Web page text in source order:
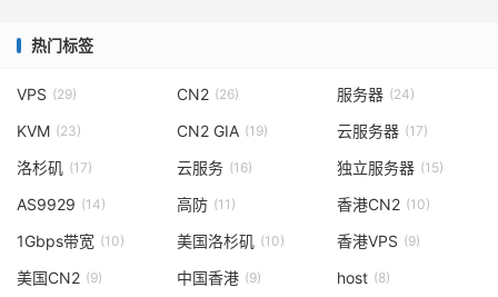
热门标签
VPS (29) CN2 (26) 服务器 (24)
KVM (23) CN2 GIA (19) 云服务器 (17)
洛杉矶 (17) 云服务 (16) 独立服务器 (15)
AS9929 (14) 高防 (11) 香港CN2 (10)
1Gbps带宽 (10) 美国洛杉矶 (10) 香港VPS (9)
美国CN2 (9) 中国香港 (9) host (8)